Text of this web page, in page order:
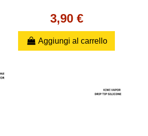
3,90 €
Aggiungi al carrello